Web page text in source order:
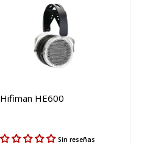
Hifiman HE600
Sin reseñas